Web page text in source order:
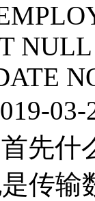
03-
先什
传